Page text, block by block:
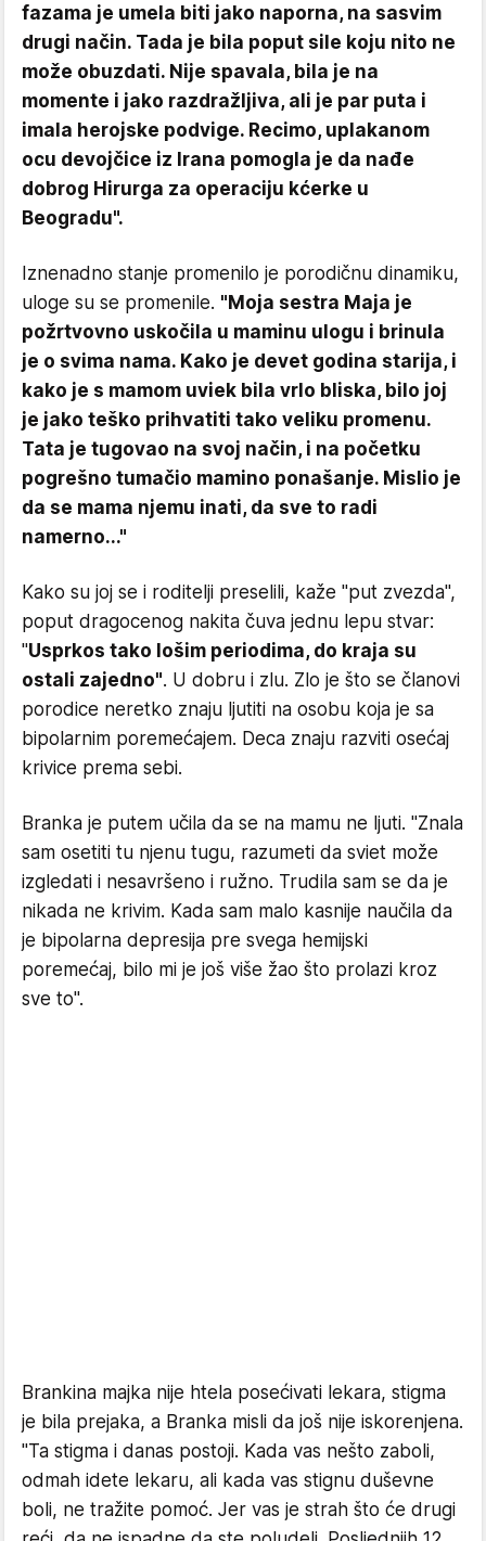
fazama je umela biti jako naporna, na sasvim
drugi način. Tada je bila poput sile koju nito ne
može obuzdati. Nije spavala, bila je na
momente i jako razdražljiva, ali je par puta i
imala herojske podvige. Recimo, uplakanom
ocu devojčice iz Irana pomogla je da nađe
dobrog Hirurga za operaciju kćerke u
Beogradu".
Iznenadno stanje promenilo je porodičnu dinamiku,
uloge su se promenile. "Moja sestra Maja je
požrtvovno uskočila u maminu ulogu i brinula
je o svima nama. Kako je devet godina starija, i
kako je s mamom uviek bila vrlo bliska, bilo joj
je jako teško prihvatiti tako veliku promenu.
Tata je tugovao na svoj način, i na početku
pogrešno tumačio mamino ponašanje. Mislio je
da se mama njemu inati, da sve to radi
namerno..."
Kako su joj se i roditelji preselili, kaže "put zvezda",
poput dragocenog nakita čuva jednu lepu stvar:
"Usprkos tako lošim periodima, do kraja su
ostali zajedno". U dobru i zlu. Zlo je što se članovi
porodice neretko znaju ljutiti na osobu koja je sa
bipolarnim poremećajem. Deca znaju razviti osećaj
krivice prema sebi.
Branka je putem učila da se na mamu ne ljuti. "Znala
sam osetiti tu njenu tugu, razumeti da sviet može
izgledati i nesavršeno i ružno. Trudila sam se da je
nikada ne krivim. Kada sam malo kasnije naučila da
je bipolarna depresija pre svega hemijski
poremećaj, bilo mi je još više žao što prolazi kroz
sve to".
Brankina majka nije htela posećivati lekara, stigma
je bila prejaka, a Branka misli da još nije iskorenjena.
"Ta stigma i danas postoji. Kada vas nešto zaboli,
odmah idete lekaru, ali kada vas stignu duševne
boli, ne tražite pomoć. Jer vas je strah što će drugi